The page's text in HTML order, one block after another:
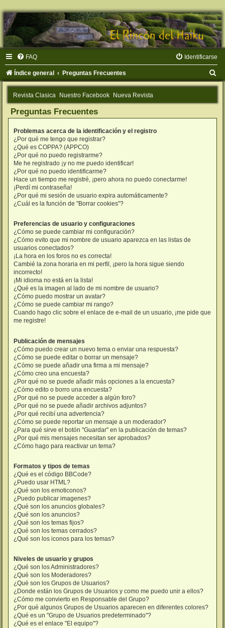
FAQ Identificarse
Índice general Preguntas Frecuentes
u
Revista Clasica Nuestro Facebook Nueva Revista
Preguntas Frecuentes
Problemas acerca de la identificación y el registro
¿Por qué me tengo que registrar?
¿Qué es COPPA? (APPCO)
¿Por qué no puedo registrarme?
Me he registrado ¡y no me puedo identificar!
¿Por qué no puedo identificarme?
Hace un tiempo me registré, ¡pero ahora no puedo conectarme!
¡Perdí mi contraseña!
¿Por qué mi sesión de usuario expira automáticamente?
¿Cuál es la función de "Borrar cookies"?
Preferencias de usuario y configuraciones
¿Cómo se puede cambiar mi configuración?
¿Cómo evito que mi nombre de usuario aparezca en las listas de
usuarios conectados?
¡La hora en los foros no es correcta!
Cambié la zona horaria en mi perfil, ¡pero la hora sigue siendo
incorrecto!
¡Mi idioma no está en la lista!
¿Qué es la imagen al lado de mi nombre de usuario?
¿Cómo puedo mostrar un avatar?
¿Cómo se puede cambiar mi rango?
Cuando hago clic sobre el enlace de e-mail de un usuario, ¡me pide que
me registre!
Publicación de mensajes
¿Cómo puedo crear un nuevo tema o enviar una respuesta?
¿Cómo se puede editar o borrar un mensaje?
¿Cómo se puede añadir una firma a mi mensaje?
¿Cómo creo una encuesta?
¿Por qué no se puede añadir más opciones a la encuesta?
¿Cómo edito o borro una encuesta?
¿Por qué no se puede acceder a algún foro?
¿Por qué no se puede añadir archivos adjuntos?
¿Por qué recibí una advertencia?
¿Cómo se puede reportar un mensaje a un moderador?
¿Para qué sirve el botón "Guardar" en la publicación de temas?
¿Por qué mis mensajes necesitan ser aprobados?
¿Cómo hago para reactivar un tema?
Formatos y tipos de temas
¿Qué es el código BBCode?
¿Puedo usar HTML?
¿Qué son los emoticonos?
¿Puedo publicar imagenes?
¿Qué son los anuncios globales?
¿Qué son los anuncios?
¿Qué son los temas fijos?
¿Qué son los temas cerrados?
¿Qué son los iconos para los temas?
Niveles de usuario y grupos
¿Qué son los Administradores?
¿Qué son los Moderadores?
¿Qué son los Grupos de Usuarios?
¿Donde están los Grupos de Usuarios y como me puedo unir a ellos?
¿Cómo me convierto en Responsable del Grupo?
¿Por qué algunos Grupos de Usuarios aparecen en diferentes colores?
¿Qué es un "Grupo de Usuarios predeterminado"?
¿Qué es el enlace "El equipo"?